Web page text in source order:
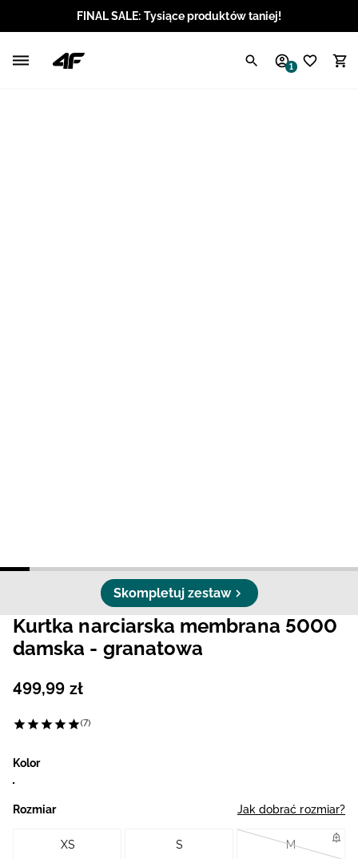
FINAL SALE: Tysiące produktów taniej!
1
Skompletuj zestaw
Kurtka narciarska membrana 5000
damska - granatowa
499,99 zł
(7)
Kolor
Rozmiar Jak dobrać rozmiar?
XS S M